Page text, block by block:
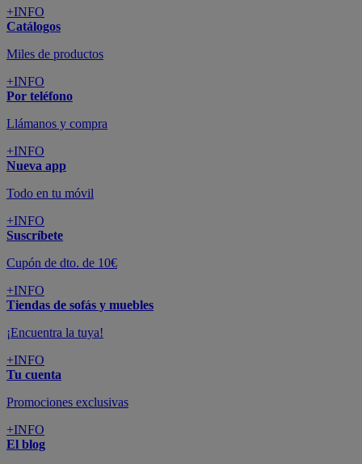
+INFO
Catálogos
Miles de productos
+INFO
Por teléfono
Llámanos y compra
+INFO
Nueva app
Todo en tu móvil
+INFO
Suscríbete
Cupón de dto. de 10€
+INFO
Tiendas de sofás y muebles
¡Encuentra la tuya!
+INFO
Tu cuenta
Promociones exclusivas
+INFO
El blog